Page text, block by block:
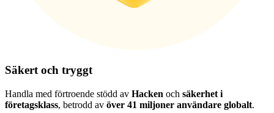
Säkert och tryggt
Handla med förtroende stödd av Hacken och säkerhet i
företagsklass, betrodd av över 41 miljoner användare globalt.